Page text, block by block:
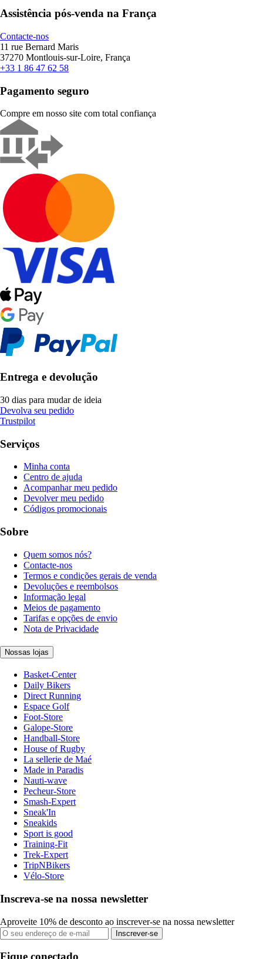
Assistência pós-venda na França
Contacte-nos
11 rue Bernard Maris
37270 Montlouis-sur-Loire, França
+33 1 86 47 62 58
Pagamento seguro
Compre em nosso site com total confiança
Entrega e devolução
30 dias para mudar de ideia
Devolva seu pedido
Trustpilot
Serviços
Minha conta
Centro de ajuda
Acompanhar meu pedido
Devolver meu pedido
Códigos promocionais
Sobre
Quem somos nós?
Contacte-nos
Termos e condições gerais de venda
Devoluções e reembolsos
Informação legal
Meios de pagamento
Tarifas e opções de envio
Nota de Privacidade
Nossas lojas
Basket-Center
Daily Bikers
Direct Running
Espace Golf
Foot-Store
Galope-Store
Handball-Store
House of Rugby
La sellerie de Maé
Made in Paradis
Nauti-wave
Pecheur-Store
Smash-Expert
Sneak'In
Sneakids
Sport is good
Training-Fit
Trek-Expert
TripNBikers
Vélo-Store
Inscreva-se na nossa newsletter
Aproveite 10% de desconto ao inscrever-se na nossa newsletter
Inscrever-se
Fique conectado